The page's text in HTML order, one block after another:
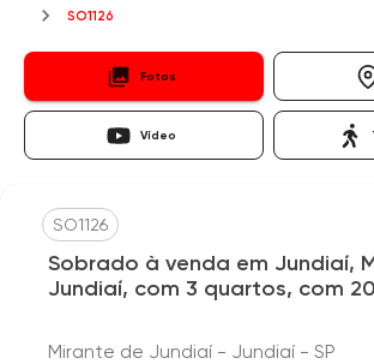
SO1126
Fotos
Vídeo
SO1126
Sobrado à venda em Jundiaí,
Jundiaí, com 3 quartos, com
Mirante de Jundiaí - Jundiaí - SP